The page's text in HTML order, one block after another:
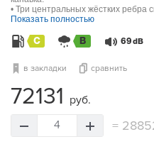
• Три центральных жёстких ребра
Показать полностью
C B 69 dB
в закладки сравнить
72131 руб.
4 =